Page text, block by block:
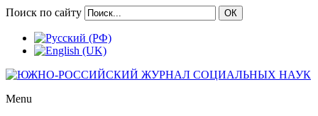
Поиск по сайту ОК
Menu